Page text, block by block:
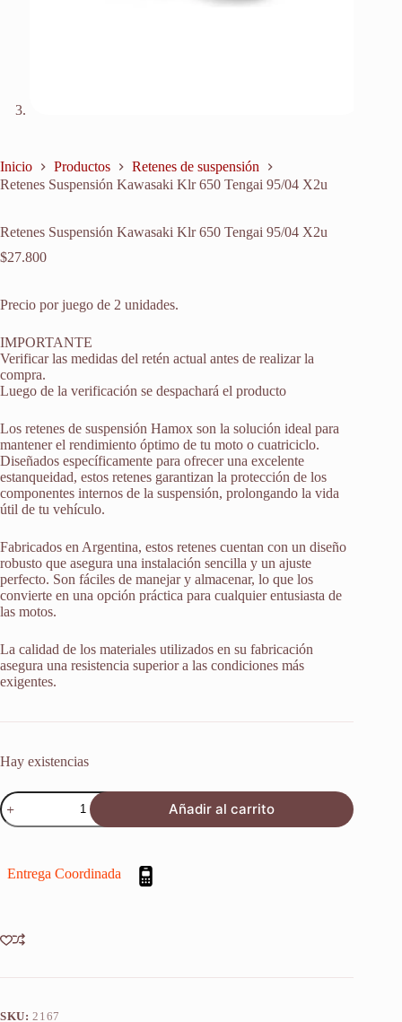
Inicio Productos
Retenes de suspensión
Retenes Suspensión Kawasaki Klr 650 Tengai 95/04 X2u
Retenes Suspensión Kawasaki Klr 650 Tengai 95/04 X2u
$27.800
Precio por juego de 2 unidades.
IMPORTANTE
Verificar las medidas del retén actual antes de realizar la
compra.
Luego de la verificación se despachará el producto
Los retenes de suspensión Hamox son la solución ideal para
mantener el rendimiento óptimo de tu moto o cuatriciclo.
Diseñados específicamente para ofrecer una excelente
estanqueidad, estos retenes garantizan la protección de los
componentes internos de la suspensión, prolongando la vida
útil de tu vehículo.
Fabricados en Argentina, estos retenes cuentan con un diseño
robusto que asegura una instalación sencilla y un ajuste
perfecto. Son fáciles de manejar y almacenar, lo que los
convierte en una opción práctica para cualquier entusiasta de
las motos.
La calidad de los materiales utilizados en su fabricación
asegura una resistencia superior a las condiciones más
exigentes.
Hay existencias
Retenes
Suspensión
Kawasaki
Tengai
Añadir al carrito
Entrega Coordinada
SKU: 2167